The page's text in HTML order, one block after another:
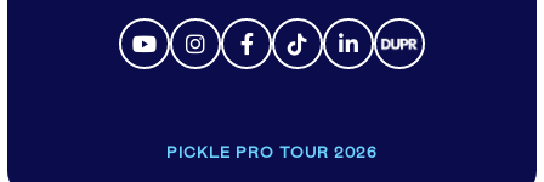
PICKLE PRO TOUR 2026